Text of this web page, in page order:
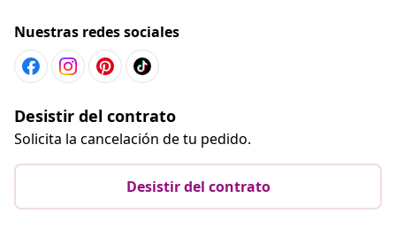
Nuestras redes sociales
Desistir del contrato
Solicita la cancelación de tu pedido.
Desistir del contrato